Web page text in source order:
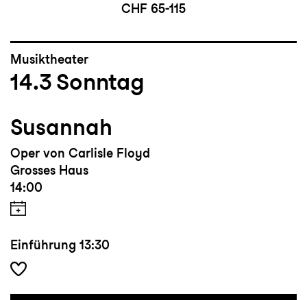
CHF 65-115
Musiktheater
14.3 Sonntag
Susannah
Oper von Carlisle Floyd
Grosses Haus
14:00
Einführung 13:30